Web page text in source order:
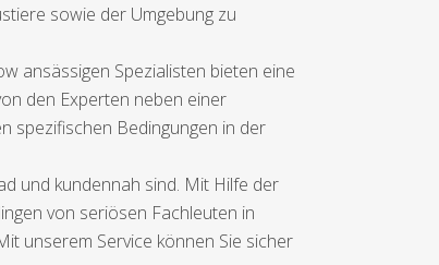
sowie der Umgebung zu
ansässigen Spezialisten bieten eine
den Experten neben einer
spezifischen Bedingungen in der
und kundennah sind. Mit Hilfe der
von seriösen Fachleuten in
unserem Service können Sie sicher